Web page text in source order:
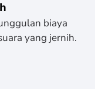
biaya
yang jernih.